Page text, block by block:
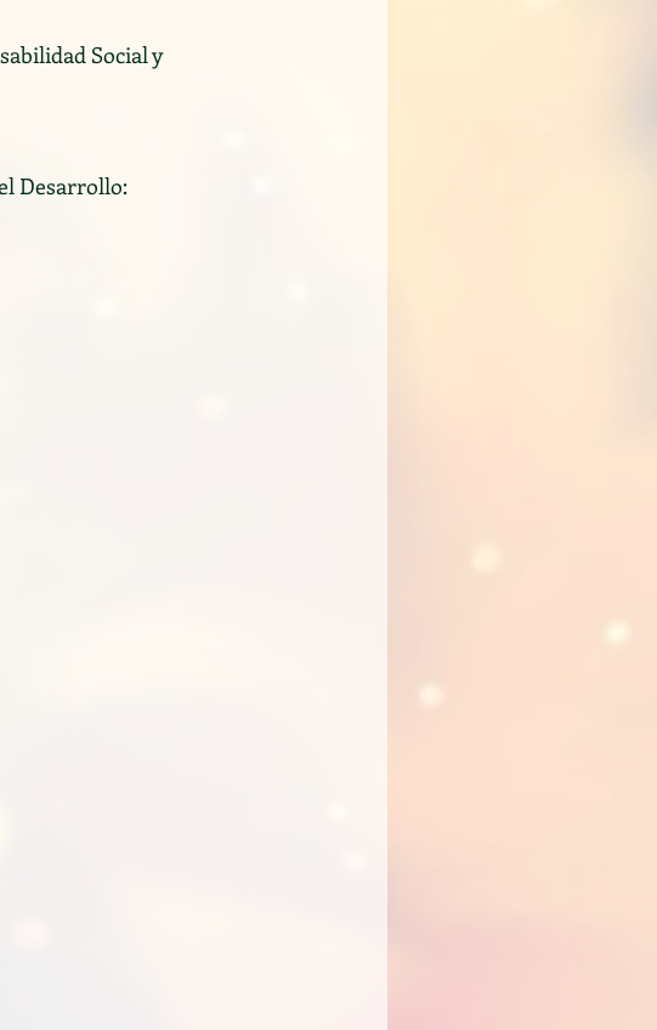
Social y
Desarrollo: